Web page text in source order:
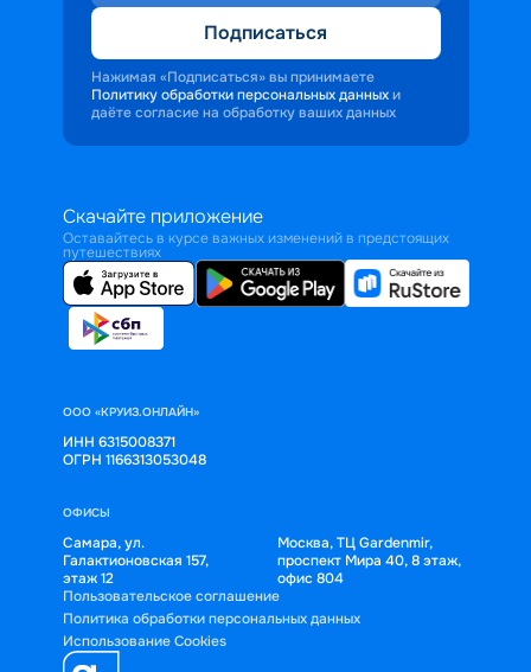
Подписаться
Нажимая «Подписаться» вы принимаете
Политику обработки персональных данных и
даёте согласие на обработку ваших данных
Скачайте приложение
Оставайтесь в курсе важных изменений в предстоящих
путешествиях
ООО «КРУИЗ.ОНЛАЙН»
ИНН 6315008371
ОГРН 1166313053048
ОФИСЫ
Самара, ул.
Галактионовская 157,
этаж 12
Москва, ТЦ Gardenmir,
проспект Мира 40, 8 этаж,
офис 804
Пользовательское соглашение
Политика обработки персональных данных
Использование Cookies